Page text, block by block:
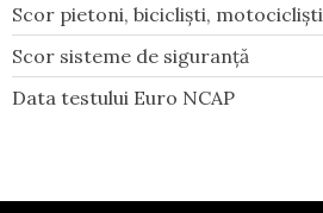
Scor pietoni, bicicliști, motocicliști
Scor sisteme de siguranță
Data testului Euro NCAP